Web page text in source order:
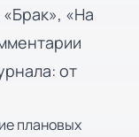
«На
от
плановых